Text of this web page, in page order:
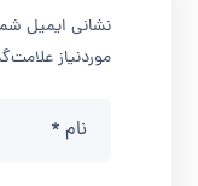
نشانی ایمیل
موردنیاز